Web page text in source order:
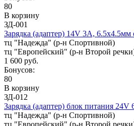
80
В корзину
ЗД-001
Зарядка (адаптер) 14V 3A, 6.5х4.5мм
тц "Надежда" (р-н Спортивной)
тц "Европейский" (р-н Второй
1 600 руб.
Бонусов:
80
В корзину
ЗД-012
Зарядка (адаптер) блок питания
тц "Надежда" (р-н Спортивной)
тц "Европейский" (р-н Второй